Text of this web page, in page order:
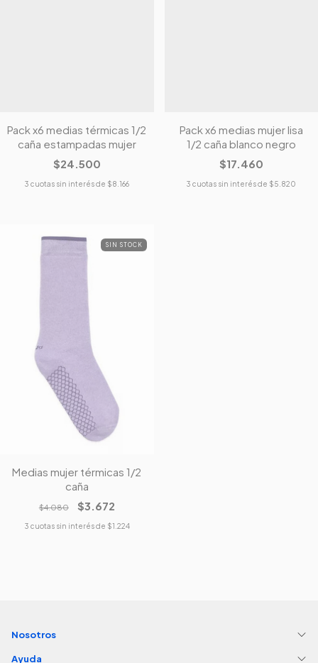
Pack x6 medias térmicas 1/2
caña estampadas mujer
$24.500
3 cuotas sin interés de $8.166
Pack x6 medias mujer lisa
1/2 caña blanco negro
$17.460
3 cuotas sin interés de $5.820
SIN STOCK
Medias mujer térmicas 1/2
caña
$4.080 $3.672
3 cuotas sin interés de $1.224
Nosotros
Ayuda